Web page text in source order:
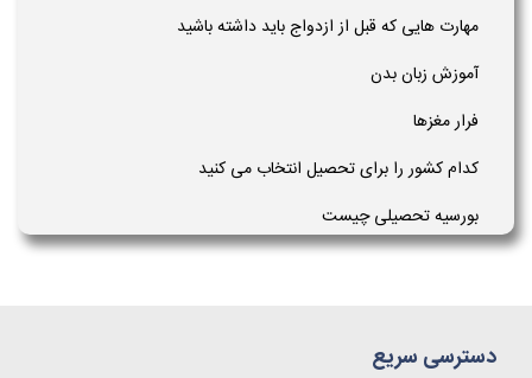
مهارت هایی که قبل از ازدواج باید داشته باشید
آموزش زبان بدن
فرار مغزها
کدام کشور را برای تحصیل انتخاب می کنید
بورسیه تحصیلی چیست
دسترسی سریع